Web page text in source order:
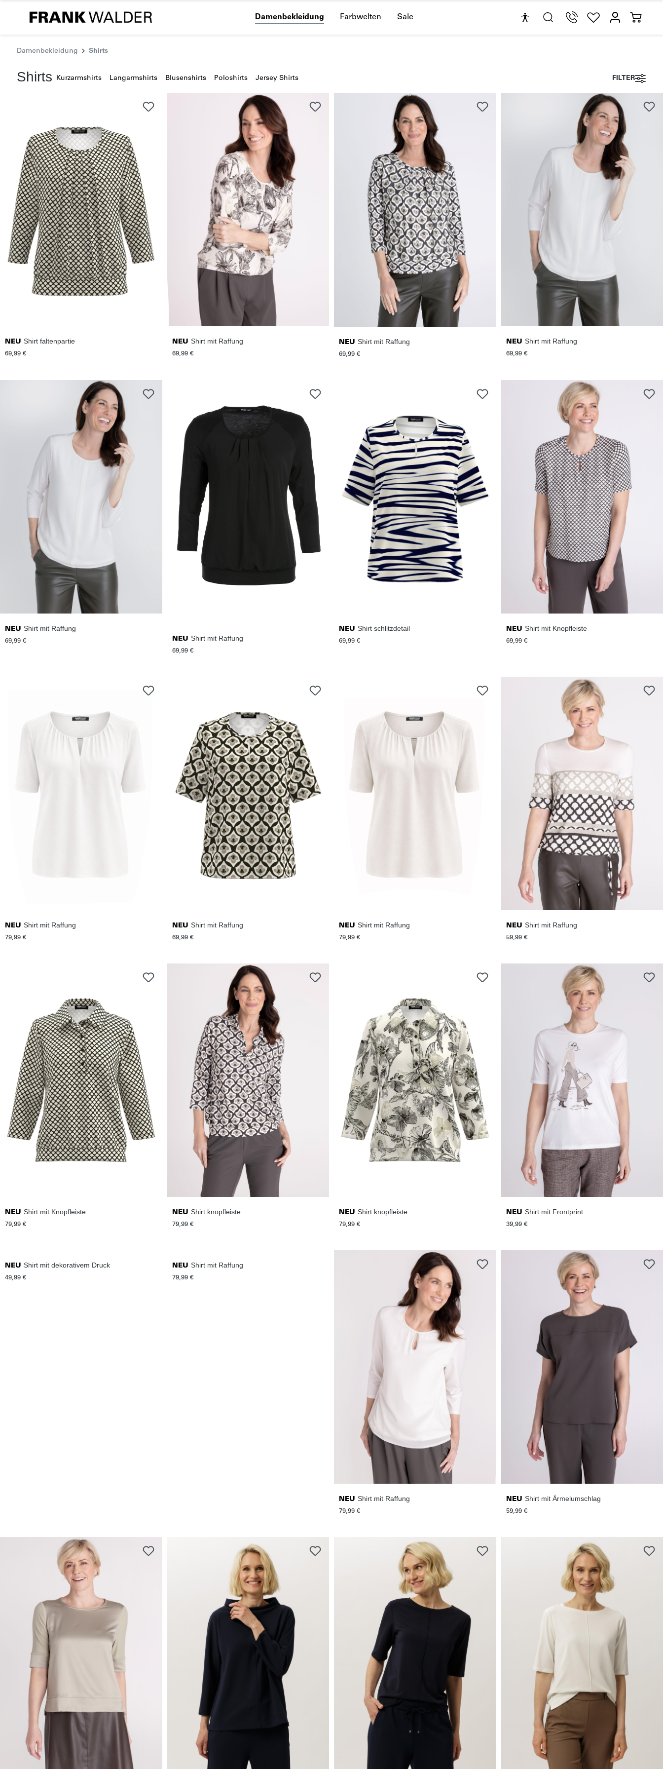
Damenbekleidung Farbwelten Sale
Damenbekleidung Shirts
Shirts Kurzarmshirts Langarmshirts Blusenshirts Poloshirts Jersey Shirts FILTER
NEU Shirt faltenpartie
69,99 €
NEU Shirt mit Raffung
69,99 €
NEU Shirt mit Raffung
69,99 €
NEU Shirt mit Raffung
69,99 €
NEU Shirt mit Raffung
69,99 € NEU Shirt mit Raffung
69,99 €
NEU Shirt schlitzdetail
69,99 €
NEU Shirt mit Knopfleiste
69,99 €
NEU Shirt mit Raffung
79,99 €
NEU Shirt mit Raffung
69,99 €
NEU Shirt mit Raffung
79,99 €
NEU Shirt mit Raffung
59,99 €
NEU Shirt mit Knopfleiste
79,99 €
NEU Shirt knopfleiste
79,99 €
NEU Shirt knopfleiste
79,99 €
NEU Shirt mit Frontprint
39,99 €
NEU Shirt mit dekorativem Druck
49,99 €
NEU Shirt mit Raffung
79,99 €
NEU Shirt mit Raffung
79,99 €
NEU Shirt mit Ärmelumschlag
59,99 €